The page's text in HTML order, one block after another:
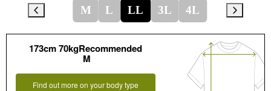
M L LL 3L 4L
173cm 70kgRecommended
M
Find out more on your body type